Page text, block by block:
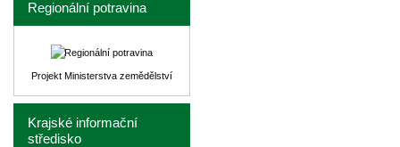
Regionální potravina
Projekt Ministerstva zemědělství
Krajské informační
středisko